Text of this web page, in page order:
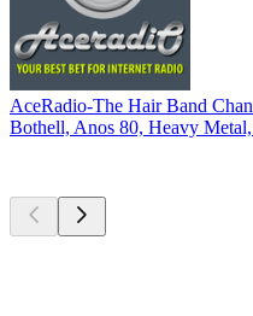
AceRadio-The Hair Band
Bothell, Anos 80, Heavy